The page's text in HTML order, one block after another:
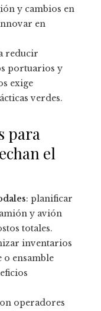
y cambios en
en
reducir
portuarios y
exige
verdes.
para
el
: planificar
y avión
totales.
inventarios
o ensamble
operadores